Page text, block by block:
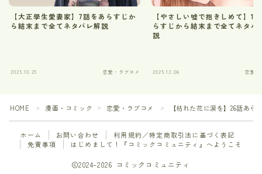
【大正學生愛妻家】7話をあらすじか
ら結末まで全てネタバレ解説
2025.10.25 恋愛・ラブコメ
【やさしい嘘で抱きしめて】1
らすじから結末まで全てネタバ
説
2025.12.06 恋愛・
HOME ＞ 漫画・コミック ＞ 恋愛・ラブコメ ＞ 【枯れた花に涙を】26話あ
ホーム お問い合わせ
利用規約／特定商取引法に基づく表記
免責事項
はじめまして！『コミックコミュニティ』へようこそ
2024–2026 コミックコミュニティ